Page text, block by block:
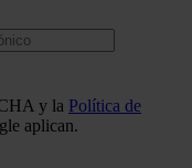
y la Política de
aplican.